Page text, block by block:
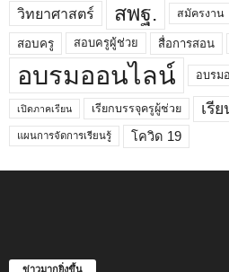
วิทยาศาสตร์ สพฐ. สมัครงาน
สอบครู สอบครูผู้ช่วย สื่อการสอน
อบรมออนไลน์ อบรม
เปิดภาคเรียน เรียกบรรจุครูผู้ช่วย เรี
แผนการจัดการเรียนรู้ โควิด 19
ข่าวมากยิ่งขึ้น